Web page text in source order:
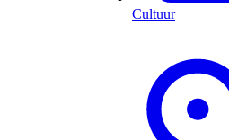
Cultuur